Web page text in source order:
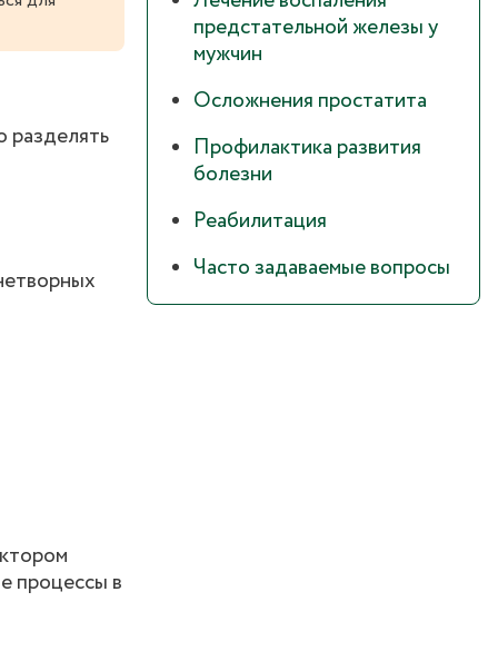
разделять
процессы в
предстательной железы у
мужчин
Осложнения простатита
Профилактика развития
болезни
Реабилитация
Часто задаваемые вопросы